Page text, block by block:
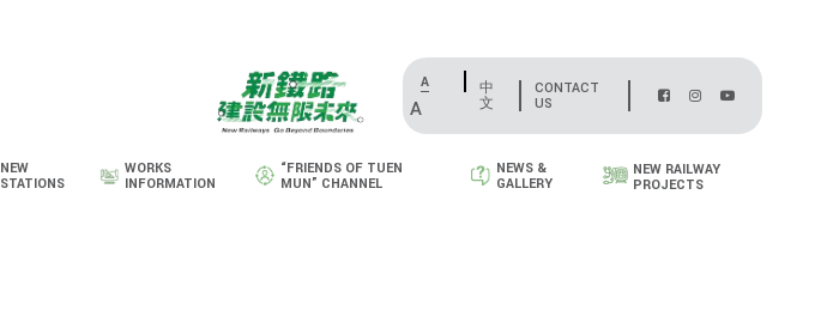
NEW
STATIONS
WORKS
INFORMATION
“FRIENDS OF TUEN
MUN” CHANNEL
NEWS &
GALLERY
NEW RAILWAY
PROJECTS
A
A
中
文
CONTACT
US